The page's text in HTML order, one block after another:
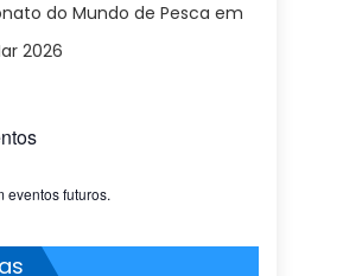
do Mundo de Pesca em
2026
eventos futuros.